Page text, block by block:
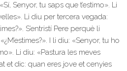
Senyor, tu saps que t’estimo». Li
Li diu per tercera vegada:
S’entristí Pere perquè li
I li diu: «Senyor, tu ho
Li diu: «Pastura les meves
et dic: quan eres jove et cenyies